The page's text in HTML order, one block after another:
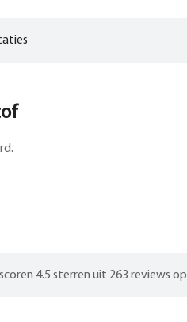
4.5 sterren uit 263 reviews op